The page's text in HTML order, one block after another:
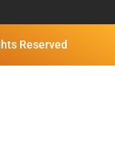
Reserved